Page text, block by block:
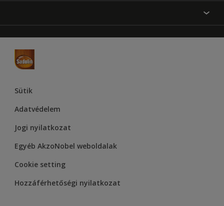
Hozzáférhetőség
Dulux
Supralux
Sütik
Adatvédelem
Jogi nyilatkozat
Egyéb AkzoNobel weboldalak
Cookie setting
Hozzáférhetőségi nyilatkozat